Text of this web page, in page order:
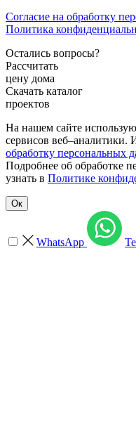
Согласие на обработку
Политика
Остались вопросы?
Рассчитать
цену дома
Скачать каталог
проектов
На нашем сайте
сервисов веб–аналитики.
обработку персональных
Подробнее об обработке
узнать в Политике
Ок
WhatsApp